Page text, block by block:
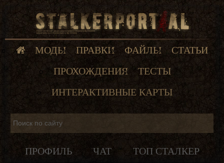
МОДЫ ПРАВКИ ФАЙЛЫ
СТАТЬИ
ПРОХОЖДЕНИЯ
ТЕСТЫ
ИНТЕРАКТИВНЫЕ КАРТЫ
ПРОФИЛЬ ЧАТ ТОП СТАЛКЕР